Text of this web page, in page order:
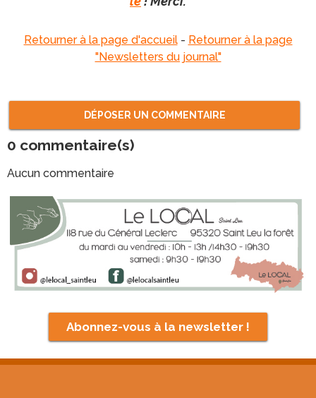
Retourner à la page d'accueil- Retourner à la page
"Newsletters du journal"
DÉPOSER UN COMMENTAIRE
0 commentaire(s)
Aucun commentaire
Abonnez-vous à la newsletter !